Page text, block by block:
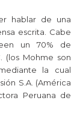
hablar de una
escrita. Cabe
un 70% de
(los Mohme son
la cual
S.A. (América
Peruana de